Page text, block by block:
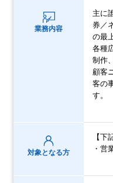
業務内容
主に
券／
の最
各種
制作
顧客
客の
す。
対象となる方
【下
・営